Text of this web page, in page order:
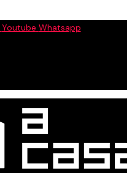
Youtube Whatsapp